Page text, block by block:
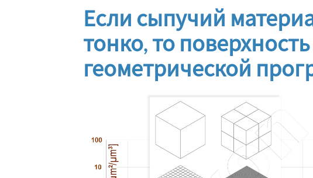
Если сыпучий
тонко, то
геометрической